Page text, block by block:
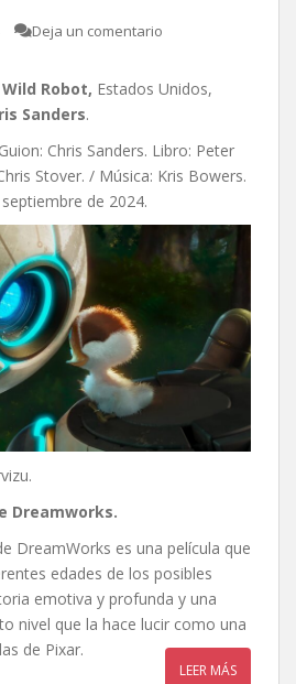
Deja un comentario
Robot, Estados Unidos,
Sanders.
Chris Sanders. Libro: Peter
Stover. / Música: Kris Bowers.
de 2024.
Dreamworks.
DreamWorks es una película que
edades de los posibles
emotiva y profunda y una
nivel que la hace lucir como una
de Pixar.
LEER MÁS